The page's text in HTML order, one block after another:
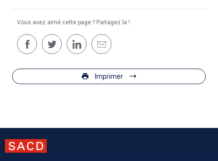
Vous avez aimé cette page ? Partagez la !
Imprimer